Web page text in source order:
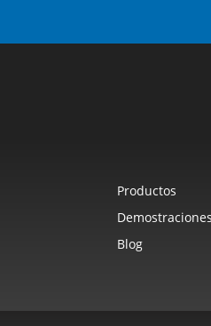
Productos
Blog